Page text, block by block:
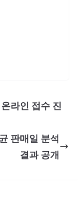
라인 접수 진
판매일 분석
결과 공개